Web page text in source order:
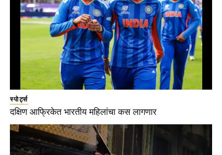
स्पोर्ट्स
दक्षिण आफ्रिकेत भारतीय महिलांचा कस लागणार